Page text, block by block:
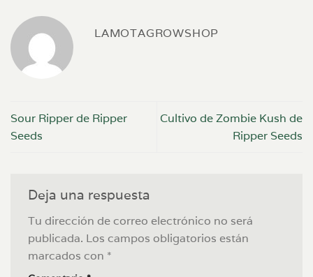
LAMOTAGROWSHOP
Sour Ripper de Ripper
Seeds
Cultivo de Zombie Kush de
Ripper Seeds
Deja una respuesta
Tu dirección de correo electrónico no será
publicada. Los campos obligatorios están
marcados con *